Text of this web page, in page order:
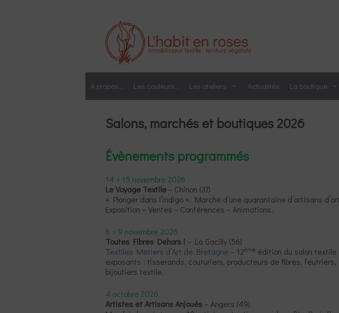
A propos… Les couleurs… Les ateliers Actualités La boutique
Salons, marchés et boutiques 2026
Évènements programmés
14 > 15 novembre 2026
Le Voyage Textile – Chinon (37)
« Plonger dans l’indigo ». Marché d’une quarantaine d’artisans
Exposition – Ventes – Conférences – Animations.
6 > 9 novembre 2026
Toutes Fibres Dehors ! – La Gacilly (56)
Textiles Métiers d’Art de Bretagne – 12èmeédition du salon textile
exposants : tisserands, couturiers, producteurs de fibres,
bijoutiers textile.
4 octobre 2026
Artistes et Artisans Anjoués– Angers (49)